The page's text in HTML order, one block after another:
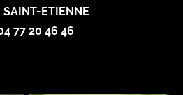
ETIENNE
77 20 46 46